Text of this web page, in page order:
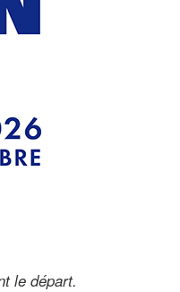
le départ.